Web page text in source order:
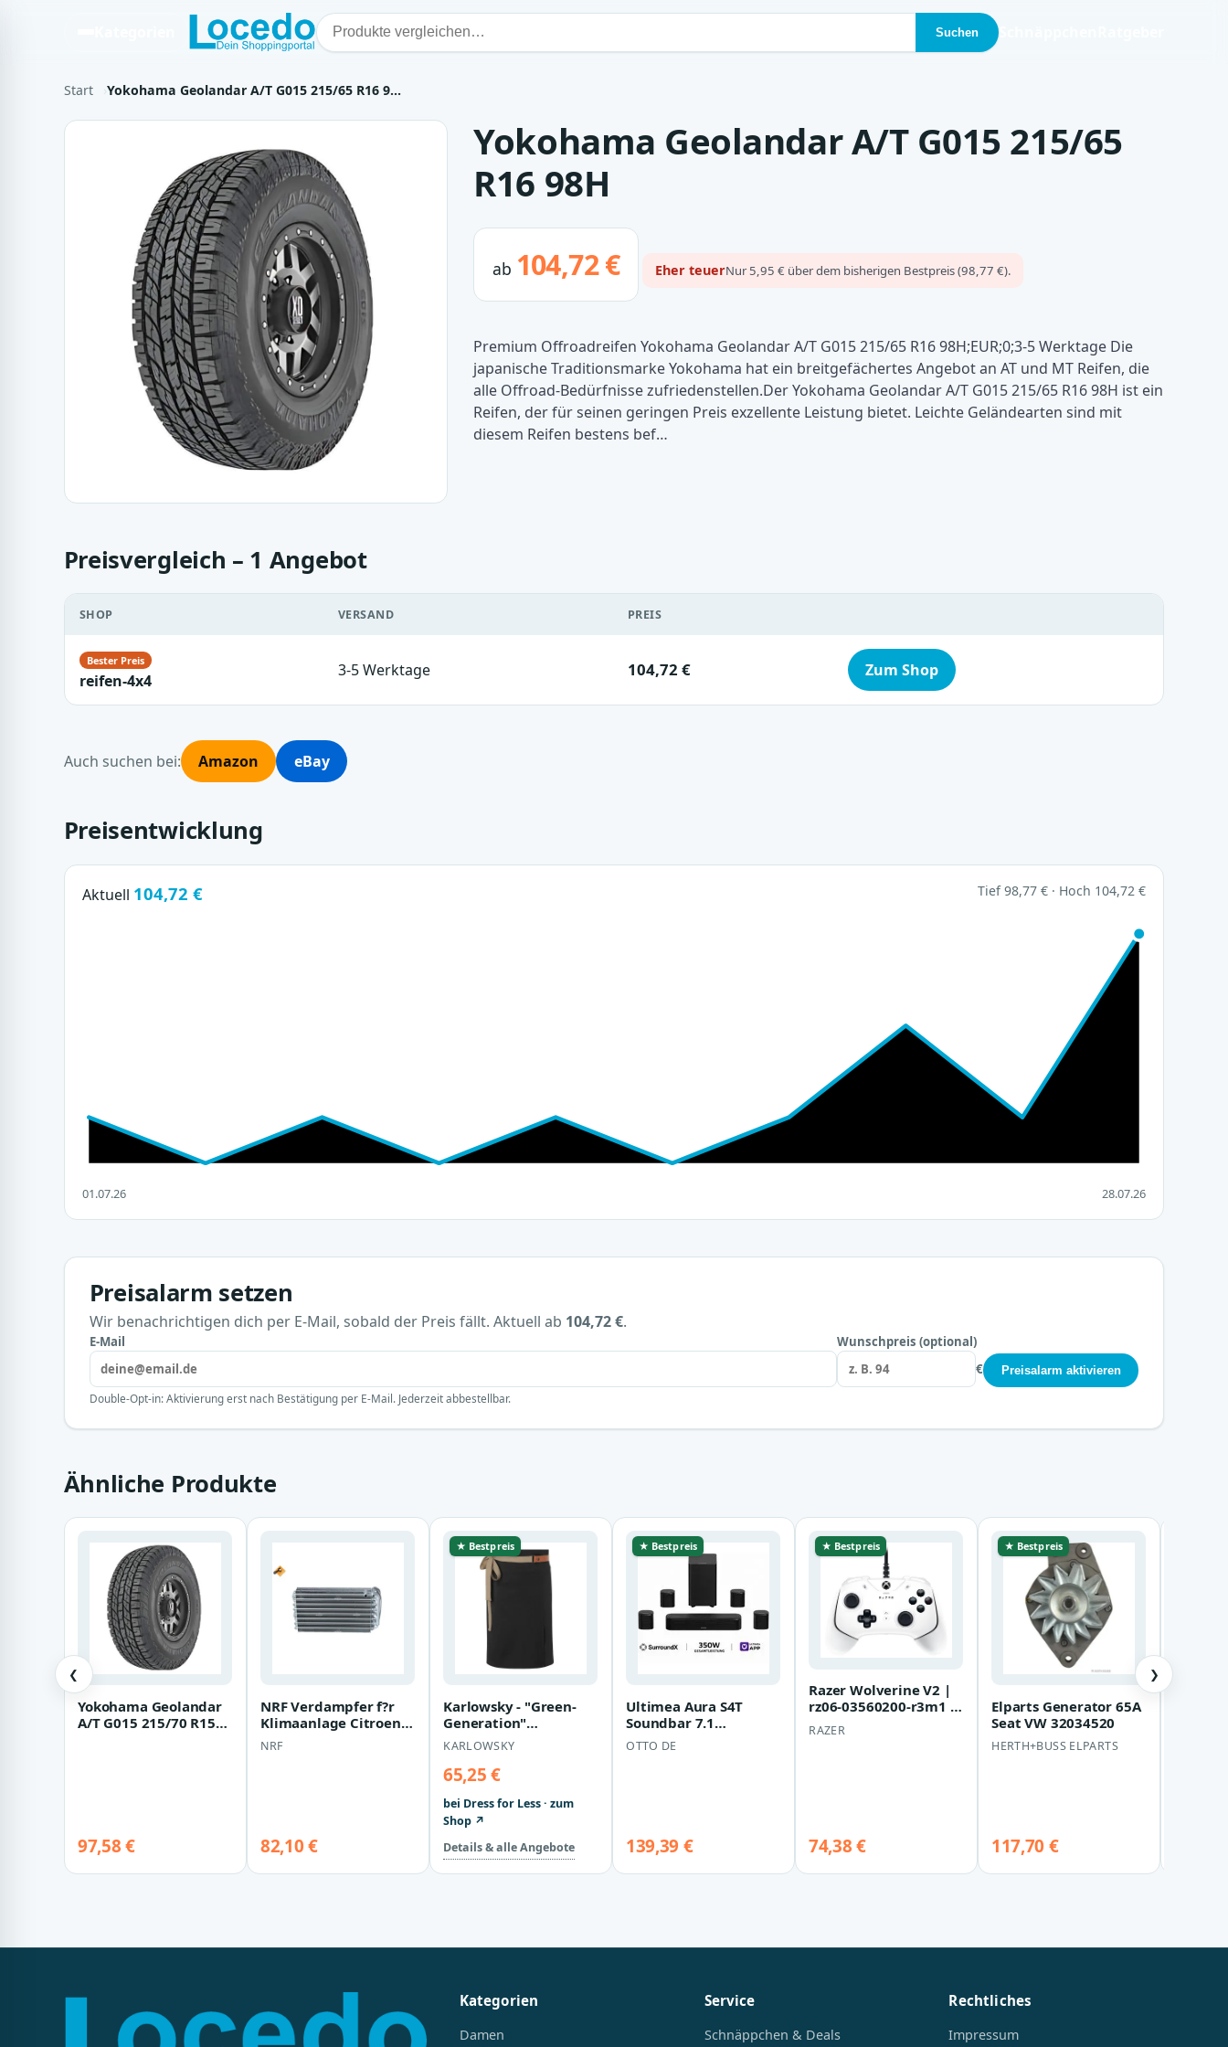
Suchen
Start Yokohama Geolandar A/T G015 215/65 R16 9…
Yokohama Geolandar A/T G015 215/65
R16 98H
ab 104,72 € Eher teuerNur 5,95 € über dem bisherigen Bestpreis (98,77 €).
Premium Offroadreifen Yokohama Geolandar A/T G015 215/65 R16 98H;EUR;0;3-5 Werktage Die
japanische Traditionsmarke Yokohama hat ein breitgefächertes Angebot an AT und MT Reifen, die
alle Offroad-Bedürfnisse zufriedenstellen.Der Yokohama Geolandar A/T G015 215/65 R16 98H ist ein
Reifen, der für seinen geringen Preis exzellente Leistung bietet. Leichte Geländearten sind mit
diesem Reifen bestens bef…
Preisvergleich – 1 Angebot
SHOP VERSAND PREIS
reifen-4x4
3-5 Werktage 104,72 € Zum Shop
Auch suchen bei: Amazon eBay
Preisentwicklung
Aktuell 104,72 € Tief 98,77 € · Hoch 104,72 €
01.07.26 28.07.26
Preisalarm setzen
Wir benachrichtigen dich per E-Mail, sobald der Preis fällt. Aktuell ab 104,72 €.
E-Mail
Wunschpreis (optional)
€
Preisalarm aktivieren
Double-Opt-in: Aktivierung erst nach Bestätigung per E-Mail. Jederzeit abbestellbar.
Ähnliche Produkte
❮
Yokohama Geolandar
A/T G015 215/70 R15
97,58 €
NRF Verdampfer f?r
Klimaanlage Citroen
Fiat Lancia Peugeot
36136
NRF
82,10 €
★ Bestpreis
Karlowsky - "Green-
Generation"
Taillenschürze, Leder-
Detailverarbeitun…
KARLOWSKY
65,25 €
bei Dress for Less · zum
Shop ↗
Details & alle Angebote
★ Bestpreis
Ultimea Aura S4T
Soundbar 7.1
Soundsystem
Surround Soundbar
OTTO DE
139,39 €
★ Bestpreis
Razer Wolverine V2 |
rz06-03560200-r3m1 |
Game Pad -
kabelgebunden
RAZER
74,38 €
★ Bestpreis
Elparts Generator 65A
Seat VW 32034520
HERTH+BUSS ELPARTS
117,70 €
❯
Kategorien
Damen
Service
Schnäppchen & Deals
Rechtliches
Impressum